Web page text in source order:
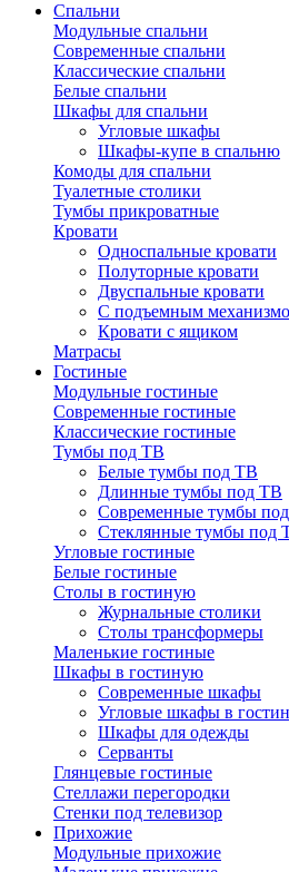
Спальни
Модульные спальни
Современные спальни
Классические спальни
Белые спальни
Шкафы для спальни
Угловые шкафы
Шкафы-купе в спальню
Комоды для спальни
Туалетные столики
Тумбы прикроватные
Кровати
Односпальные кровати
Полуторные кровати
Двуспальные кровати
С подъемным
Кровати с ящиком
Матрасы
Гостиные
Модульные гостиные
Современные гостиные
Классические гостиные
Тумбы под ТВ
Белые тумбы под ТВ
Длинные тумбы под ТВ
Современные тумбы
Стеклянные тумбы под
Угловые гостиные
Белые гостиные
Столы в гостиную
Журнальные столики
Столы трансформеры
Маленькие гостиные
Шкафы в гостиную
Современные шкафы
Угловые шкафы в
Шкафы для одежды
Серванты
Глянцевые гостиные
Стеллажи перегородки
Стенки под телевизор
Прихожие
Модульные прихожие